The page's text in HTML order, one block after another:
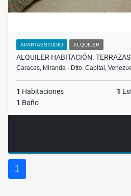
APARTAESTUDIO ALQUILER
ALQUILER HABITACIÓN.
Caracas, Miranda - Dtto. Capital,
1 Habitaciones 1
1 Baño
1